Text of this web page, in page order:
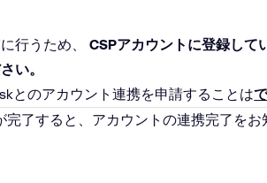
行うため、CSPアカウントに登録して
い。
とのアカウント連携を申請することは
完了すると、アカウントの連携完了をお